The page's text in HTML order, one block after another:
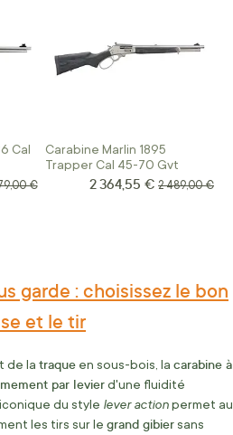
Cal
normal
€
Carabine Marlin 1895
Trapper Cal 45-70 Gvt
Prix Spécial
2 364,55 € Prix normal
2 489,00 €
garde : choisissez le bon
et le tir
de la traque en sous-bois, la carabine à
par levierd'une fluidité
du style lever actionpermet au
les tirs sur le grand gibier sans